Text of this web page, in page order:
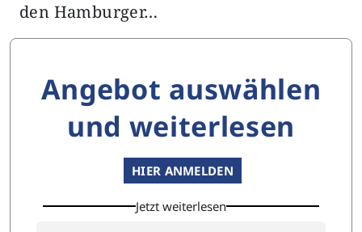
den Hamburger…
Angebot auswählen
und weiterlesen
HIER ANMELDEN
Jetzt weiterlesen